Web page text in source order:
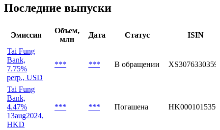
Последние выпуски
Эмиссия
Объем,
млн
Дата Статус
ISIN
Tai Fung
Bank,
7.75%
perp., USD
*** *** В обращении XS3076330359
Tai Fung
Bank,
4.47%
13aug2024,
HKD
*** *** Погашена HK0001015350